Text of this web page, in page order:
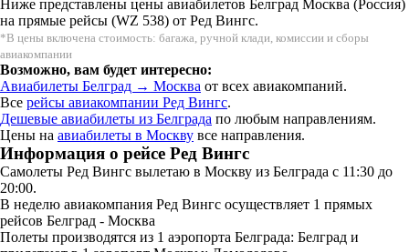
Ниже представлены цены авиабилетов Белград Москва (Россия)
на прямые рейсы (WZ 538) от Ред Вингс.
*В цены включена стоимость: багажа, ручной клади, комиссии и сборы
авиакомпании
Возможно, вам будет интересно:
Авиабилеты Белград → Москва от всех авиакомпаний.
Все рейсы авиакомпании Ред Вингс.
Дешевые авиабилеты из Белграда по любым направлениям.
Цены на авиабилеты в Москву все направления.
Информация о рейсе Ред Вингс
Самолеты Ред Вингс вылетаю в Москву из Белграда с 11:30 до
20:00.
В неделю авиакомпания Ред Вингс осуществляет 1 прямых
рейсов Белград - Москва
Полеты производятся из 1 аэропорта Белграда: Белград и